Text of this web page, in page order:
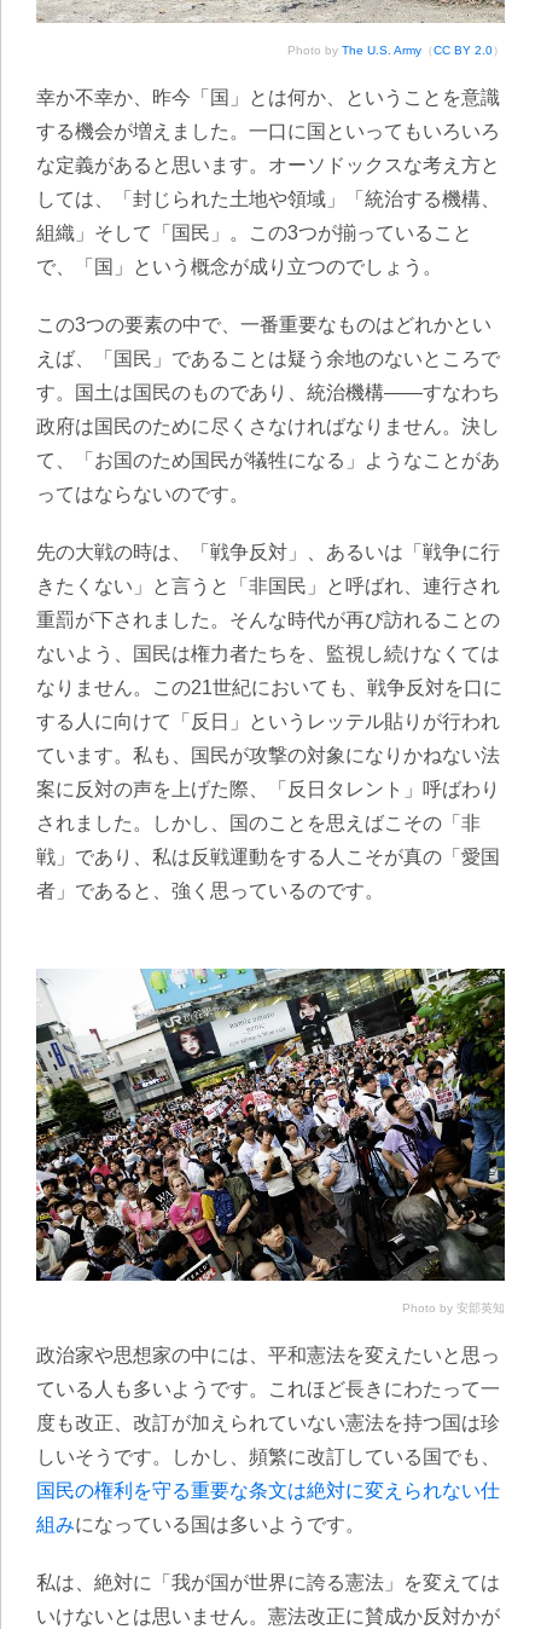
Photo by The U.S. Army （CC BY 2.0）
幸か不幸か、昨今「国」とは何か、ということを意識
する機会が増えました。一口に国といってもいろいろ
な定義があると思います。オーソドックスな考え方と
しては、「封じられた土地や領域」「統治する機構、
組織」そして「国民」。この3つが揃っていること
で、「国」という概念が成り立つのでしょう。
この3つの要素の中で、一番重要なものはどれかとい
えば、「国民」であることは疑う余地のないところで
す。国土は国民のものであり、統治機構――すなわち
政府は国民のために尽くさなければなりません。決し
て、「お国のため国民が犠牲になる」ようなことがあ
ってはならないのです。
先の大戦の時は、「戦争反対」、あるいは「戦争に行
きたくない」と言うと「非国民」と呼ばれ、連行され
重罰が下されました。そんな時代が再び訪れることの
ないよう、国民は権力者たちを、監視し続けなくては
なりません。この21世紀においても、戦争反対を口に
する人に向けて「反日」というレッテル貼りが行われ
ています。私も、国民が攻撃の対象になりかねない法
案に反対の声を上げた際、「反日タレント」呼ばわり
されました。しかし、国のことを思えばこその「非
戦」であり、私は反戦運動をする人こそが真の「愛国
者」であると、強く思っているのです。
Photo by 安部英知
政治家や思想家の中には、平和憲法を変えたいと思っ
ている人も多いようです。これほど長きにわたって一
度も改正、改訂が加えられていない憲法を持つ国は珍
しいそうです。しかし、頻繁に改訂している国でも、
国民の権利を守る重要な条文は絶対に変えられない仕
組みになっている国は多いようです。
私は、絶対に「我が国が世界に誇る憲法」を変えては
いけないとは思いません。憲法改正に賛成か反対かが